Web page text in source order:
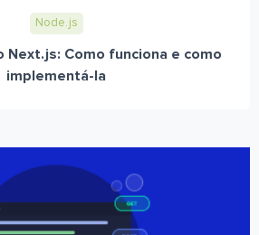
Node.js
Next.js: Como funciona e como
implementá-la